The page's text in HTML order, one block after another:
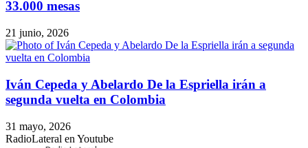
33.000 mesas
21 junio, 2026
Iván Cepeda y Abelardo De la Espriella irán a
segunda vuelta en Colombia
31 mayo, 2026
RadioLateral en Youtube